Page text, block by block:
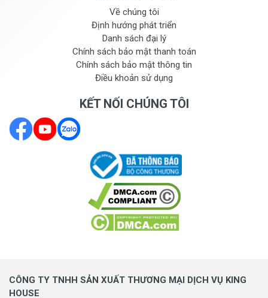
Về chúng tôi
Định hướng phát triển
Danh sách đại lý
Chính sách bảo mật thanh toán
Chính sách bảo mật thông tin
Điều khoản sử dụng
KẾT NỐI CHÚNG TÔI
CÔNG TY TNHH SẢN XUẤT THƯƠNG MẠI DỊCH VỤ KING
HOUSE